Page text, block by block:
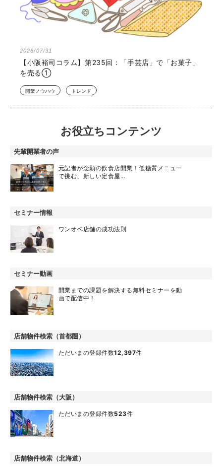
2026/07/31
【小阪裕司コラム】第235回：「手芸店」で「お菓子」
を売る①
開業ノウハウ トレンド
お役立ちコンテンツ
先輩開業者の声
元記者が念願の飲食店開業！低糖質メニュー
で挑む、新しい定食屋…
セミナー情報
ワンオペ店舗の成功法則
セミナー動画
開業までの課題を解決する無料セミナーを動
画で配信中！
店舗物件検索（首都圏）
ただいまの登録件数12,397件
店舗物件検索（大阪）
ただいまの登録件数523件
店舗物件検索（北海道）